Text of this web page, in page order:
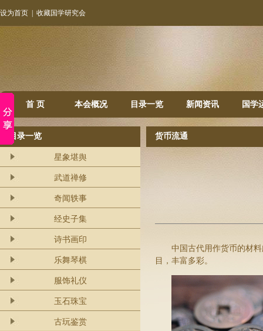
设为首页 收藏国学研究会
首 页 本会概况 目录一览 新闻资讯 国学
目录一览
星象堪舆
武道禅修
奇闻轶事
经史子集
诗书画印
乐舞琴棋
服饰礼仪
玉石珠宝
古玩鉴赏
货币流通
中国古代用作货币的材
目，丰富多彩。